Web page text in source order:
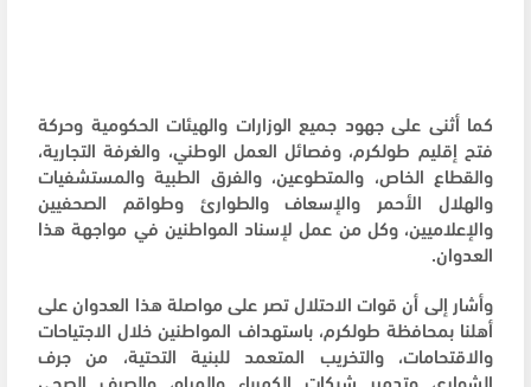
كما أثنى على جهود جميع الوزارات والهيئات الحكومية وحركة
فتح إقليم طولكرم، وفصائل العمل الوطني، والغرفة التجارية،
والقطاع الخاص، والمتطوعين، والفرق الطبية والمستشفيات
والهلال الأحمر والإسعاف والطوارئ وطواقم الصحفيين
والإعلاميين، وكل من عمل لإسناد المواطنين في مواجهة هذا
العدوان.
وأشار إلى أن قوات الاحتلال تصر على مواصلة هذا العدوان على
أهلنا بمحافظة طولكرم، باستهداف المواطنين خلال الاجتياحات
والاقتحامات، والتخريب المتعمد للبنية التحتية، من جرف
الشوارع، وتدمير شبكات الكهرباء والمياه، والصرف الصحي